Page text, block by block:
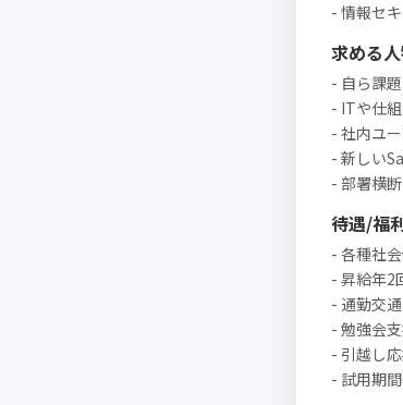
- 情報セ
求める
- 自ら課
- ITや仕
- 社内ユ
- 新しい
- 部署横
待遇/福
- 各種社
- 昇給年2
- 通勤交通
- 勉強会支
- 引越し応
- 試用期間